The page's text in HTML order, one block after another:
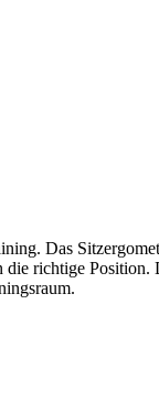
Das
richtige